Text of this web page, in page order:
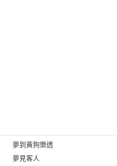
夢到黃狗樂透
夢見客人